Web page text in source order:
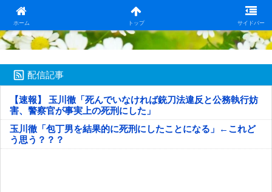
ホーム トップ サイドバー
日本第一！ニュース録
配信記事
【速報】 玉川徹「死んでいなければ銃刀法違反と公務執行妨
害、警察官が事実上の死刑にした」
玉川徹「包丁男を結果的に死刑にしたことになる」←これど
う思う？？？